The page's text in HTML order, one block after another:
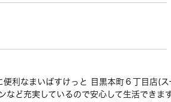
便利なまいばすけっと 目黒本町６丁目店(
など充実しているので安心して生活でき